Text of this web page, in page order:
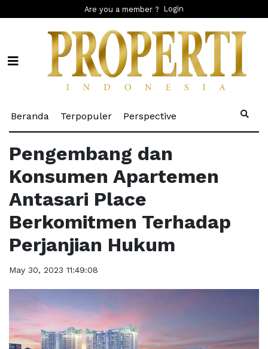
Are you a member ? Login
Beranda (current)
Terpopuler(current)
Perspective
Pengembang dan
Konsumen Apartemen
Antasari Place
Berkomitmen Terhadap
Perjanjian Hukum
May 30, 2023 11:49:08